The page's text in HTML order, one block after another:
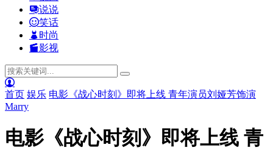
说说
笑话
时尚
影视
首页 娱乐 电影《战心时刻》即将上线 青年演员刘娅芳饰演
Marry
电影《战心时刻》即将上线 青